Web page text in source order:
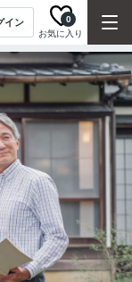
イン
お気に入り
0